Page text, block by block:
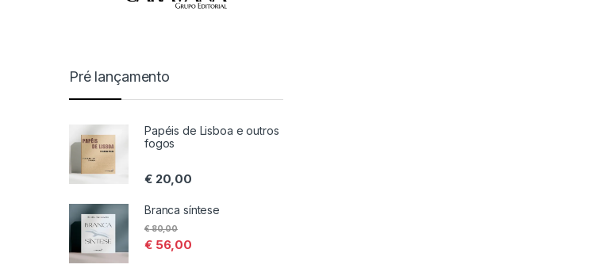
Pré lançamento
Papéis de Lisboa e outros
fogos
€20,00
Branca síntese
€56,00
€80,00